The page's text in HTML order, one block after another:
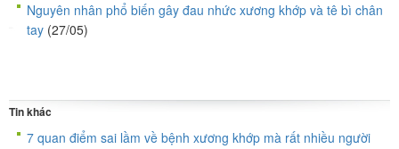
Nguyên nhân phổ biến gây đau nhức xương khớp và tê bì chân
tay (27/05)
Tin khác
7 quan điểm sai lầm về bệnh xương khớp mà rất nhiều người